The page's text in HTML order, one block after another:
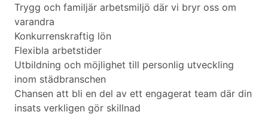
Trygg och familjär arbetsmiljö där vi bryr oss om
varandra
Konkurrenskraftig lön
Flexibla arbetstider
Utbildning och möjlighet till personlig utveckling
inom städbranschen
Chansen att bli en del av ett engagerat team där din
insats verkligen gör skillnad